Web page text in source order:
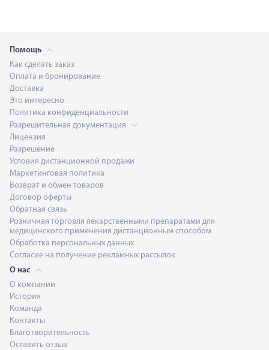
Помощь
Как сделать заказ
Оплата и бронирование
Доставка
Это интересно
Политика конфиденциальности
Разрешительная документация
Лицензия
Разрешение
Условия дистанционной продажи
Маркетинговая политика
Возврат и обмен товаров
Договор оферты
Обратная связь
Розничная торговля лекарственными препаратами для
медицинского применения дистанционным способом
Обработка персональных данных
Согласие на получение рекламных рассылок
О нас
О компании
История
Команда
Контакты
Благотворительность
Оставить отзыв